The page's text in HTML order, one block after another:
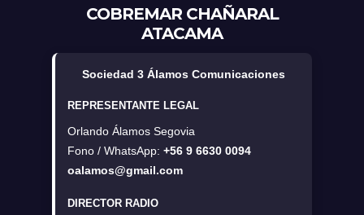
COBREMAR CHAÑARAL
ATACAMA
Sociedad 3 Álamos Comunicaciones
REPRESENTANTE LEGAL
Orlando Álamos Segovia
Fono / WhatsApp: +56 9 6630 0094
oalamos@gmail.com
DIRECTOR RADIO